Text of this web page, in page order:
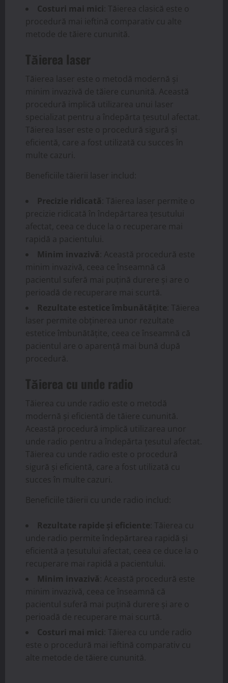
Costuri mai mici : Tăierea clasică este o
procedură mai ieftină comparativ cu alte
metode de tăiere cununită.
Tăierea laser
Tăierea laser este o metodă modernă și
minim invazivă de tăiere cununită. Această
procedură implică utilizarea unui laser
specializat pentru a îndepărta țesutul afectat.
Tăierea laser este o procedură sigură și
eficientă, care a fost utilizată cu succes în
multe cazuri.
Beneficiile tăierii laser includ:
Precizie ridicată : Tăierea laser permite o
precizie ridicată în îndepărtarea țesutului
afectat, ceea ce duce la o recuperare mai
rapidă a pacientului.
Minim invazivă : Această procedură este
minim invazivă, ceea ce înseamnă că
pacientul suferă mai puțină durere și are o
perioadă de recuperare mai scurtă.
Rezultate estetice îmbunătățite : Tăierea
laser permite obținerea unor rezultate
estetice îmbunătățite, ceea ce înseamnă că
pacientul are o aparență mai bună după
procedură.
Tăierea cu unde radio
Tăierea cu unde radio este o metodă
modernă și eficientă de tăiere cununită.
Această procedură implică utilizarea unor
unde radio pentru a îndepărta țesutul afectat.
Tăierea cu unde radio este o procedură
sigură și eficientă, care a fost utilizată cu
succes în multe cazuri.
Beneficiile tăierii cu unde radio includ:
Rezultate rapide și eficiente : Tăierea cu
unde radio permite îndepărtarea rapidă și
eficientă a țesutului afectat, ceea ce duce la o
recuperare mai rapidă a pacientului.
Minim invazivă : Această procedură este
minim invazivă, ceea ce înseamnă că
pacientul suferă mai puțină durere și are o
perioadă de recuperare mai scurtă.
Costuri mai mici : Tăierea cu unde radio
este o procedură mai ieftină comparativ cu
alte metode de tăiere cununită.